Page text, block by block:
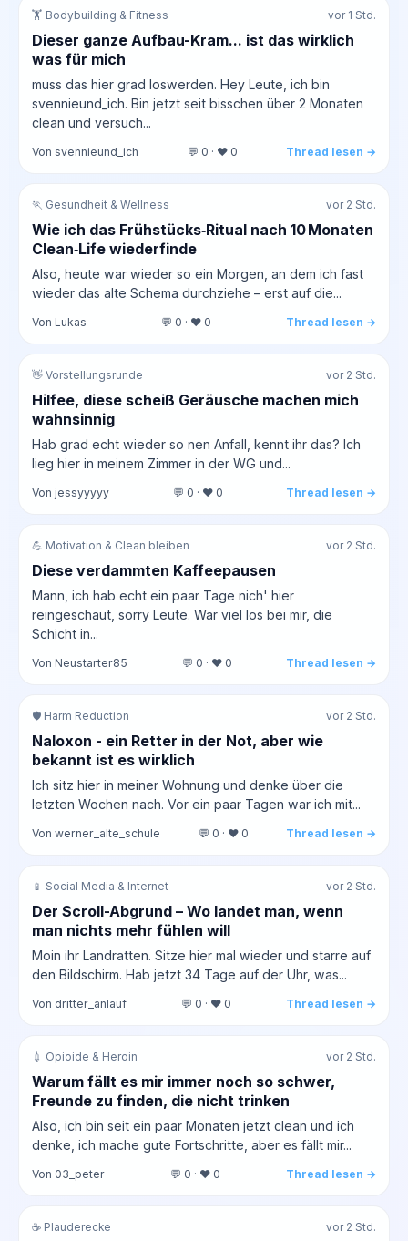
🏋️ Bodybuilding & Fitness vor 1 Std.
Dieser ganze Aufbau-Kram... ist das wirklich
was für mich
muss das hier grad loswerden. Hey Leute, ich bin
svennieund_ich. Bin jetzt seit bisschen über 2 Monaten
clean und versuch...
Von svennieund_ich 💬 0 · ❤️ 0 Thread lesen →
🏃 Gesundheit & Wellness vor 2 Std.
Wie ich das Frühstücks‑Ritual nach 10 Monaten
Clean‑Life wiederfinde
Also, heute war wieder so ein Morgen, an dem ich fast
wieder das alte Schema durchziehe – erst auf die...
Von Lukas 💬 0 · ❤️ 0 Thread lesen →
👋 Vorstellungsrunde vor 2 Std.
Hilfee, diese scheiß Geräusche machen mich
wahnsinnig
Hab grad echt wieder so nen Anfall, kennt ihr das? Ich
lieg hier in meinem Zimmer in der WG und...
Von jessyyyyy 💬 0 · ❤️ 0 Thread lesen →
💪 Motivation & Clean bleiben vor 2 Std.
Diese verdammten Kaffeepausen
Mann, ich hab echt ein paar Tage nich' hier
reingeschaut, sorry Leute. War viel los bei mir, die
Schicht in...
Von Neustarter85 💬 0 · ❤️ 0 Thread lesen →
🛡️ Harm Reduction vor 2 Std.
Naloxon - ein Retter in der Not, aber wie
bekannt ist es wirklich
Ich sitz hier in meiner Wohnung und denke über die
letzten Wochen nach. Vor ein paar Tagen war ich mit...
Von werner_alte_schule 💬 0 · ❤️ 0 Thread lesen →
📱 Social Media & Internet vor 2 Std.
Der Scroll-Abgrund – Wo landet man, wenn
man nichts mehr fühlen will
Moin ihr Landratten. Sitze hier mal wieder und starre auf
den Bildschirm. Hab jetzt 34 Tage auf der Uhr, was...
Von dritter_anlauf 💬 0 · ❤️ 0 Thread lesen →
💉 Opioide & Heroin vor 2 Std.
Warum fällt es mir immer noch so schwer,
Freunde zu finden, die nicht trinken
Also, ich bin seit ein paar Monaten jetzt clean und ich
denke, ich mache gute Fortschritte, aber es fällt mir...
Von 03_peter 💬 0 · ❤️ 0 Thread lesen →
☕ Plauderecke vor 2 Std.